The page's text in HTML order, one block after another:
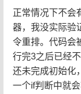
正常情况下不会
器，我没实际验
令重排。代码会
行完3之后已经
还未完成初始化
一个if判断中就